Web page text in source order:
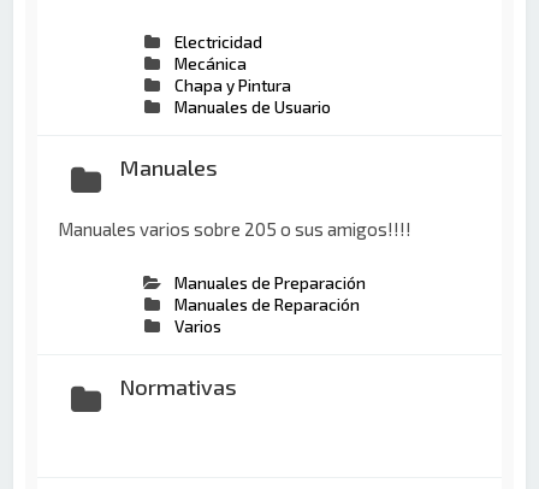
Electricidad
Mecánica
Chapa y Pintura
Manuales de Usuario
Manuales
Manuales varios sobre 205 o sus amigos!!!!
Manuales de Preparación
Manuales de Reparación
Varios
Normativas